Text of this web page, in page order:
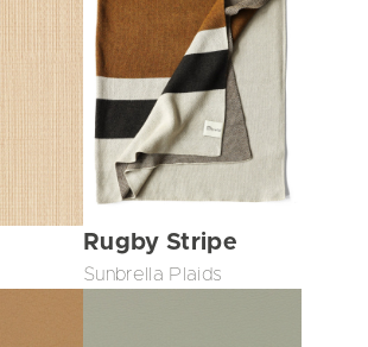
Rugby Stripe
Sunbrella Plaids